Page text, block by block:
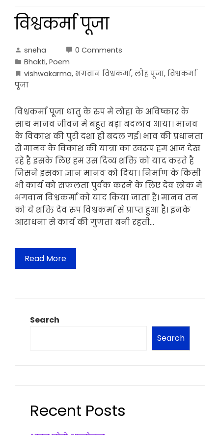
विश्वकर्मा पूजा
sneha
0 Comments
Bhakti, Poem
vishwakarma, भगवान विश्वकर्मा, लौह पूजा, विश्वकर्मा
पूजा
विश्वकर्मा पूजा धातु के रुप मे लोहा के अविष्कार के
साथ मानव जीवन मे बहुत बड़ा बदलाव आया। मानव
के विकाश की पुरी दशा ही बदल गई। भाव की प्रधानता
से मानव के विकाश की यात्रा का स्वरूप हम आज देख
रहे है इसके लिए हम उस दिव्य शक्ति को याद करते है
जिसने इसका ज्ञान मानव को दिया। निर्माण के किसी
भी कार्य को सफलता पुर्वक करने के लिए देव लोक मे
भगवान विश्वकर्मा को याद किया जाता है। मानव तन
को ये शक्ति देव रुप विश्वकर्मा से प्राप्त हुआ है। इनके
आराधना से कार्य की गुणता बनी रहती…
Read More
Search
Search
Recent Posts